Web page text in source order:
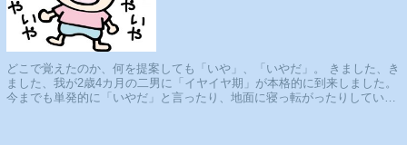
どこで覚えたのか、何を提案しても「いや」、「いやだ」。 きました、き
ました、我が2歳4カ月の二男に「イヤイヤ期」が本格的に到来しました。
今までも単発的に「いやだ」と言ったり、地面に寝っ転がったりしていた